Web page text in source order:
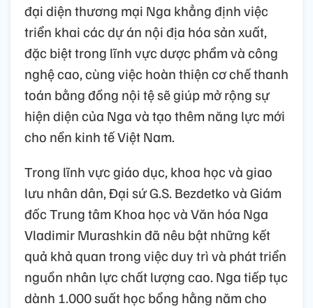
đại diện thương mại Nga khẳng định việc
triển khai các dự án nội địa hóa sản xuất,
đặc biệt trong lĩnh vực dược phẩm và công
nghệ cao, cùng việc hoàn thiện cơ chế thanh
toán bằng đồng nội tệ sẽ giúp mở rộng sự
hiện diện của Nga và tạo thêm năng lực mới
cho nền kinh tế Việt Nam.
Trong lĩnh vực giáo dục, khoa học và giao
lưu nhân dân, Đại sứ G.S. Bezdetko và Giám
đốc Trung tâm Khoa học và Văn hóa Nga
Vladimir Murashkin đã nêu bật những kết
quả khả quan trong việc duy trì và phát triển
nguồn nhân lực chất lượng cao. Nga tiếp tục
dành 1.000 suất học bổng hằng năm cho